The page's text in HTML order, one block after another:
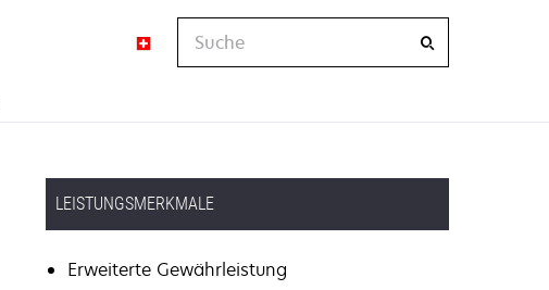
Suche
LEISTUNGSMERKMALE
Erweiterte Gewährleistung